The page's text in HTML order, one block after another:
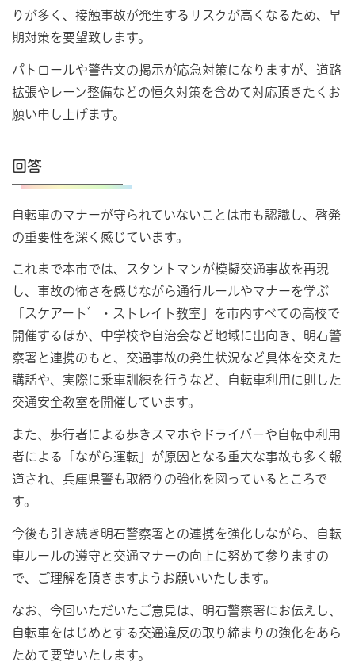
りが多く、接触事故が発生するリスクが高くなるため、早
期対策を要望致します。
パトロールや警告文の掲示が応急対策になりますが、道路
拡張やレーン整備などの恒久対策を含めて対応頂きたくお
願い申し上げます。
回答
自転車のマナーが守られていないことは市も認識し、啓発
の重要性を深く感じています。
これまで本市では、スタントマンが模擬交通事故を再現
し、事故の怖さを感じながら通行ルールやマナーを学ぶ
「スケアート゛・ストレイト教室」を市内すべての高校で
開催するほか、中学校や自治会など地域に出向き、明石警
察署と連携のもと、交通事故の発生状況など具体を交えた
講話や、実際に乗車訓練を行うなど、自転車利用に則した
交通安全教室を開催しています。
また、歩行者による歩きスマホやドライバーや自転車利用
者による「ながら運転」が原因となる重大な事故も多く報
道され、兵庫県警も取締りの強化を図っているところで
す。
今後も引き続き明石警察署との連携を強化しながら、自転
車ルールの遵守と交通マナーの向上に努めて参りますの
で、ご理解を頂きますようお願いいたします。
なお、今回いただいたご意見は、明石警察署にお伝えし、
自転車をはじめとする交通違反の取り締まりの強化をあら
ためて要望いたします。